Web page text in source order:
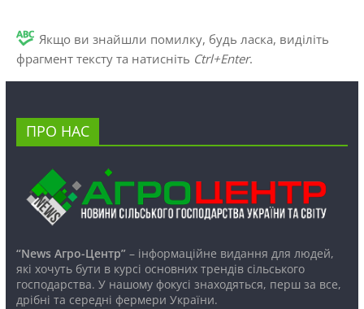
Якщо ви знайшли помилку, будь ласка, виділіть
фрагмент тексту та натисніть Ctrl+Enter.
ПРО НАС
“News Агро-Центр”– інформаційне видання для людей,
які хочуть бути в курсі основних трендів сільського
господарства. У нашому фокусі знаходяться, перш за все,
дрібні та середні фермери України.